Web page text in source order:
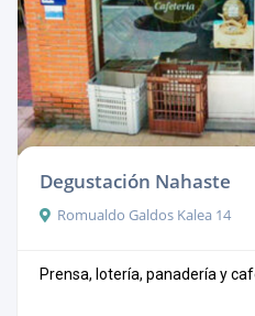
Degustación Nahaste
Romualdo Galdos Kalea 14
Prensa, lotería, panadería y